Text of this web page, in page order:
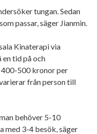
tungan. Sedan
passar, säger Jianmin.
Kinaterapi via
en tid på och
500 kronor per
från person till
behöver 5-10
med 3-4 besök, säger